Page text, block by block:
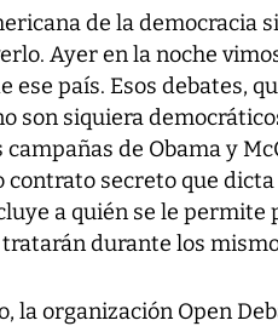
de la democracia
Ayer en la noche
ese país. Esos debates,
son siquiera
campañas de Obama y
contrato secreto que
a quién se le
durante los
la organización Open